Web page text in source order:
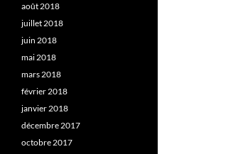
août 2018
juillet 2018
juin 2018
mai 2018
mars 2018
février 2018
janvier 2018
décembre 2017
octobre 2017